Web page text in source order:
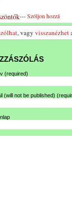
---Szóljon hozzá
, vagy visszanézhet
(required)
(will not be published)